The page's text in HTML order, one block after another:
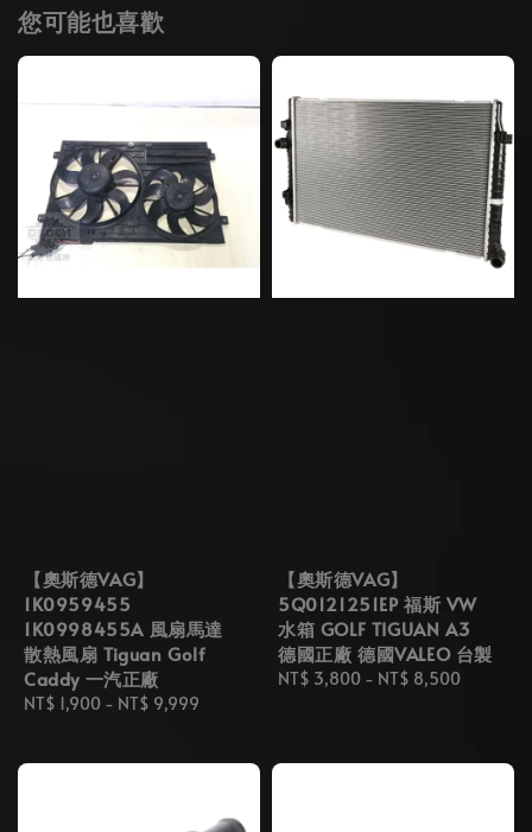
您可能也喜歡
【奧斯德VAG】
1K0959455
1K0998455A 風扇馬達
散熱風扇 Tiguan Golf
Caddy 一汽正廠
Regular
NT$ 1,900 - NT$ 9,999
【奧斯德VAG】
5Q0121251EP 福斯 VW
水箱 GOLF TIGUAN A3
德國正廠 德國VALEO 台製
Regular
NT$ 3,800 - NT$ 8,500